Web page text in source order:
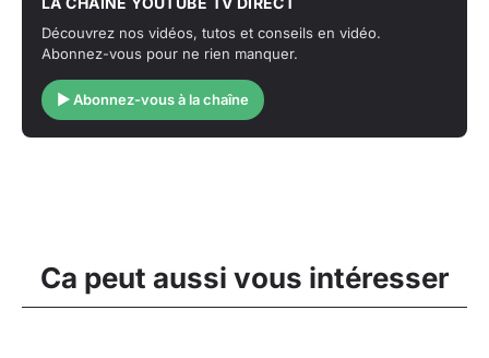
Découvrez nos vidéos, tutos et conseils en vidéo.
Abonnez-vous pour ne rien manquer.
▶ Abonnez-vous à la chaîne
Ca peut aussi vous intéresser